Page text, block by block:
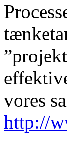
vores
http://